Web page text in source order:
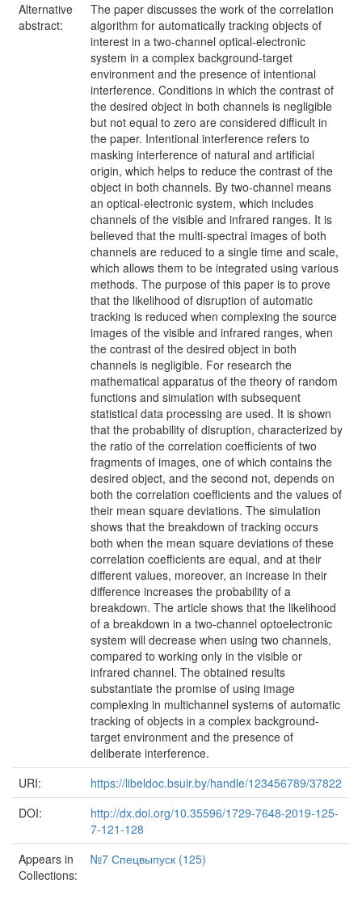
Alternative
abstract:
The paper discusses the work of the correlation
algorithm for automatically tracking objects of
interest in a two-channel optical-electronic
system in a complex background-target
environment and the presence of intentional
interference. Conditions in which the contrast of
the desired object in both channels is negligible
but not equal to zero are considered difficult in
the paper. Intentional interference refers to
masking interference of natural and artificial
origin, which helps to reduce the contrast of the
object in both channels. By two-channel means
an optical-electronic system, which includes
channels of the visible and infrared ranges. It is
believed that the multi-spectral images of both
channels are reduced to a single time and scale,
which allows them to be integrated using various
methods. The purpose of this paper is to prove
that the likelihood of disruption of automatic
tracking is reduced when complexing the source
images of the visible and infrared ranges, when
the contrast of the desired object in both
channels is negligible. For research the
mathematical apparatus of the theory of random
functions and simulation with subsequent
statistical data processing are used. It is shown
that the probability of disruption, characterized by
the ratio of the correlation coefficients of two
fragments of images, one of which contains the
desired object, and the second not, depends on
both the correlation coefficients and the values of
their mean square deviations. The simulation
shows that the breakdown of tracking occurs
both when the mean square deviations of these
correlation coefficients are equal, and at their
different values, moreover, an increase in their
difference increases the probability of a
breakdown. The article shows that the likelihood
of a breakdown in a two-channel optoelectronic
system will decrease when using two channels,
compared to working only in the visible or
infrared channel. The obtained results
substantiate the promise of using image
complexing in multichannel systems of automatic
tracking of objects in a complex background-
target environment and the presence of
deliberate interference.
URI:
https://libeldoc.bsuir.by/handle/123456789/37822
DOI:
http://dx.doi.org/10.35596/1729-7648-2019-125-
7-121-128
Appears in
Collections:
№7 Спецвыпуск (125)